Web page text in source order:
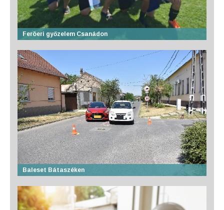
Feröeri győzelem Csanádon
Baleset Bátaszéken